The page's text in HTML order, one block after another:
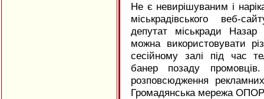
Не є невирішуваним і
міськрадівського веб-
депутат міськради
можна використовувати
сесійному залі під час
банер позаду
розповсюдження
Громадянська мережа